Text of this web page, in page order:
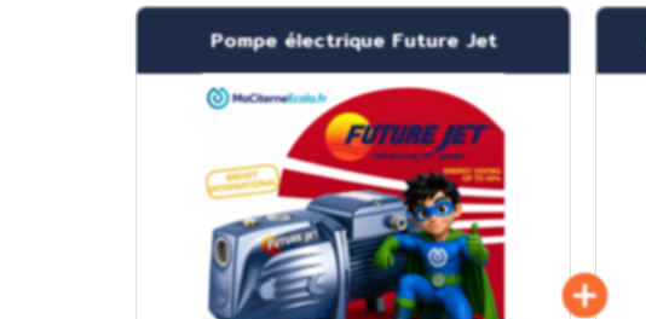
Pompe électrique Future Jet